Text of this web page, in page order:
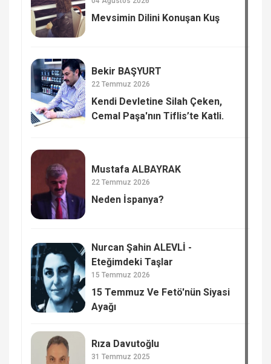
Mevsimin Dilini Konuşan Kuş
Bekir BAŞYURT
22 Temmuz 2026
Kendi Devletine Silah Çeken,
Cemal Paşa'nın Tiflis’te Katli.
Mustafa ALBAYRAK
22 Temmuz 2026
Neden İspanya?
Nurcan Şahin ALEVLİ -
Eteğimdeki Taşlar
15 Temmuz 2026
15 Temmuz Ve Fetö'nün Siyasi
Ayağı
Rıza Davutoğlu
31 Temmuz 2025